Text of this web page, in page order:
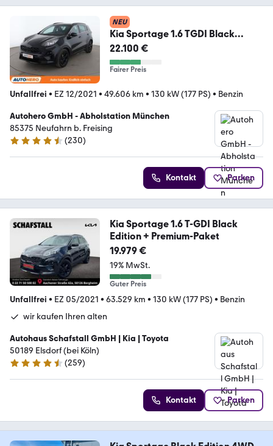
NEU
Kia Sportage 1.6 TGDI Black
Edition 2WD Aut.*NAVI*
22.100 €
Fairer Preis
Unfallfrei • EZ 12/2021 • 49.606 km • 130 kW (177 PS) • Benzin
Autohero GmbH - Abholstation München
85375 Neufahrn b. Freising
4.4 Sterne
(230)
Kontakt Parken
Kia Sportage 1.6 T-GDI Black
Edition + Premium-Paket
19.979 €
19% MwSt.
Guter Preis
Unfallfrei • EZ 05/2021 • 63.529 km • 130 kW (177 PS) • Benzin
wir kaufen Ihren alten
Autohaus Schafstall GmbH | Kia | Toyota
50189 Elsdorf (bei Köln)
4.3 Sterne
(259)
Kontakt Parken